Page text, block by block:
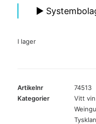
►
I lager
Artikelnr
74513
Kategorier
Vitt vin